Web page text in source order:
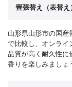
畳張替え（表替
山形県山形市の国産
で比較し、オンライ
品質が高く耐久性
香りを楽しみましょ